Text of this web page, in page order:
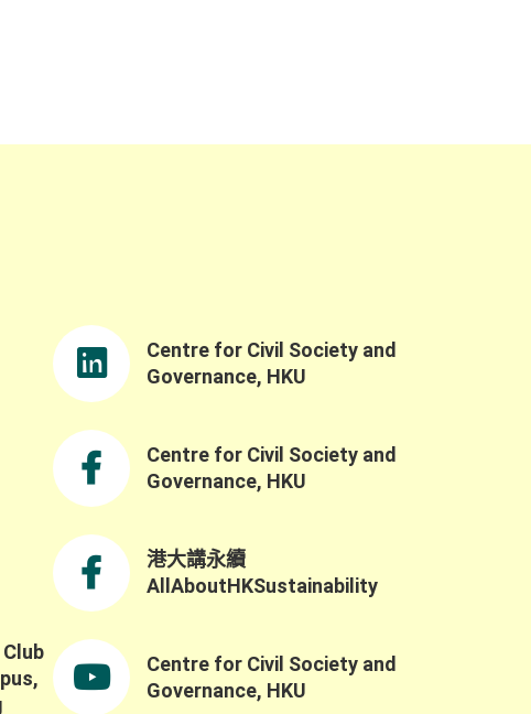
Centre for Civil Society and
Governance, HKU
Centre for Civil Society and
Governance, HKU
港大講永續
AllAboutHKSustainability
Centre for Civil Society and
Governance, HKU